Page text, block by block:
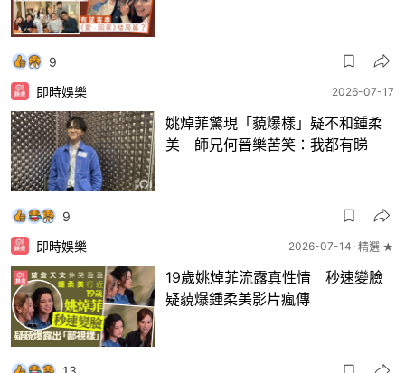
9
即時娛樂
2026-07-17
姚焯菲驚現「藐爆樣」疑不和鍾柔
美 師兄何晉樂苦笑：我都有睇
9
即時娛樂
2026-07-14 精選 ★
19歲姚焯菲流露真性情 秒速變臉
疑藐爆鍾柔美影片瘋傳